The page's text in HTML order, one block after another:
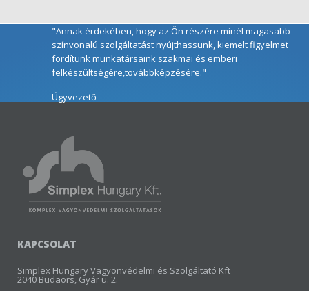
"Annak érdekében, hogy az Ön részére minél magasabb
színvonalú szolgáltatást nyújthassunk, kiemelt figyelmet
fordítunk munkatársaink szakmai és emberi
felkészültségére,továbbképzésére."
Ügyvezető
KAPCSOLAT
Simplex Hungary Vagyonvédelmi és Szolgáltató Kft
2040 Budaörs, Gyár u. 2.